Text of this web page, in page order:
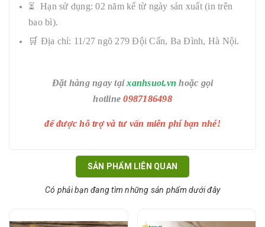
⏳ Hạn sử dụng: 02 năm kể từ ngày sản xuất (in trên
bao bì).
🛒 Địa chỉ: 11/27 ngõ 279 Đội Cấn, Ba Đình, Hà Nội.
Đặt hàng ngay tạixanhsuot.vn hoặc gọi
hotline0987186498
để được hỗ trợ và tư vấn miễn phí bạn nhé!
SẢN PHẨM LIÊN QUAN
Có phải bạn đang tìm những sản phẩm dưới đây